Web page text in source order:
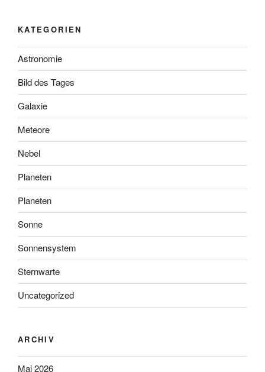
KATEGORIEN
Astronomie
Bild des Tages
Galaxie
Meteore
Nebel
Planeten
Planeten
Sonne
Sonnensystem
Sternwarte
Uncategorized
ARCHIV
Mai 2026